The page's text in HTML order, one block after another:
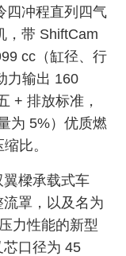
四冲程直列四气
，带 ShiftCam
cc（缸径、行
力输出 160
+ 排放标准，
为 5%）优质燃
比。
樑承载式车
罩，以及名为
力性能的新型
口径为 45